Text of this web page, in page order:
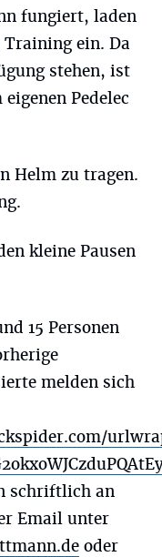
fungiert, laden
Training ein. Da
stehen, ist
Pedelec
Helm zu tragen.
kleine Pausen
15 Personen
melden sich
schriftlich an
Email unter
oder